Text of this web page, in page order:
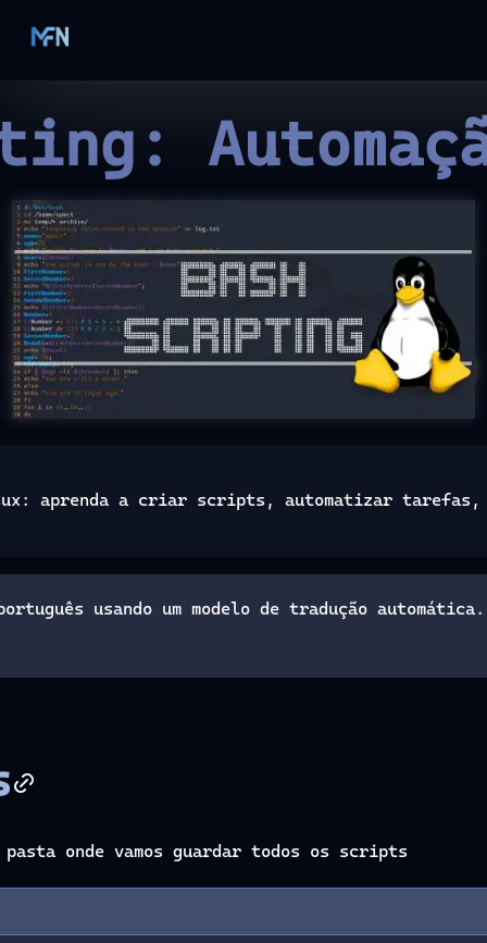
aprenda a criar scripts, automatizar
usando um modelo de tradução
onde vamos guardar todos os scripts